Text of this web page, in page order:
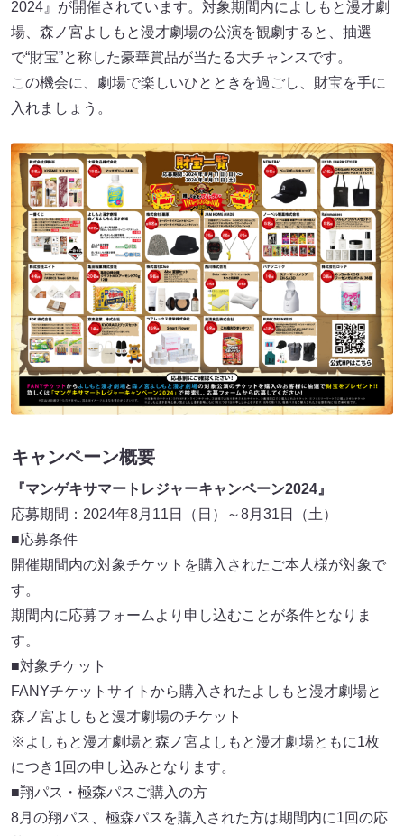
2024』が開催されています。対象期間内によしもと漫才劇
場、森ノ宮よしもと漫才劇場の公演を観劇すると、抽選
で“財宝”と称した豪華賞品が当たる大チャンスです。
この機会に、劇場で楽しいひとときを過ごし、財宝を手に
入れましょう。
キャンペーン概要
『マンゲキサマートレジャーキャンペーン2024』
応募期間：2024年8月11日（日）～8月31日（土）
■応募条件
開催期間内の対象チケットを購入されたご本人様が対象で
す。
期間内に応募フォームより申し込むことが条件となりま
す。
■対象チケット
FANYチケットサイトから購入されたよしもと漫才劇場と
森ノ宮よしもと漫才劇場のチケット
※よしもと漫才劇場と森ノ宮よしもと漫才劇場ともに1枚
につき1回の申し込みとなります。
■翔パス・極森パスご購入の方
8月の翔パス、極森パスを購入された方は期間内に1回の応